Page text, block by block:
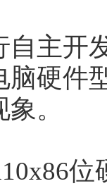
自主开
脑硬件
。
位